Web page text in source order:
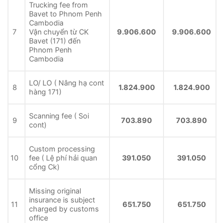
7
Trucking fee from
Bavet to Phnom Penh
Cambodia
Vận chuyển từ CK
Bavet (171) đến
Phnom Penh
Cambodia
9.906.600 9.906.600
8
LO/ LO ( Nâng hạ cont
hàng 171)
1.824.900 1.824.900
9
Scanning fee ( Soi
cont)
703.890 703.890
10
Custom processing
fee ( Lệ phí hải quan
cổng Ck)
391.050 391.050
11
Missing original
insurance is subject
charged by customs
office
651.750 651.750